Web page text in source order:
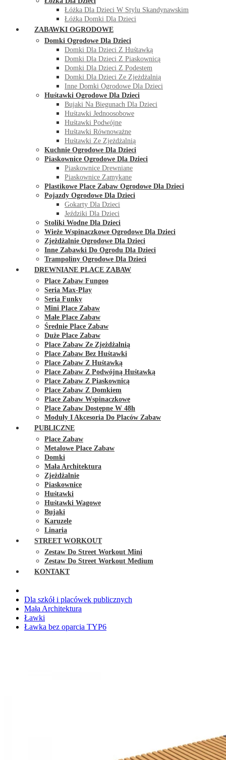
Łóżka Dla Dzieci W Stylu Skandynawskim
Łóżka Domki Dla Dzieci
ZABAWKI OGRODOWE
Domki Ogrodowe Dla Dzieci
Domki Dla Dzieci Z Huśtawką
Domki Dla Dzieci Z Piaskownicą
Domki Dla Dzieci Z Podestem
Domki Dla Dzieci Ze Zjeżdżalnią
Inne Domki Ogrodowe Dla Dzieci
Huśtawki Ogrodowe Dla Dzieci
Bujaki Na Biegunach Dla Dzieci
Huśtawki Jednoosobowe
Huśtawki Podwójne
Huśtawki Równoważne
Huśtawki Ze Zjeżdżalnią
Kuchnie Ogrodowe Dla Dzieci
Piaskownice Ogrodowe Dla Dzieci
Piaskownice Drewniane
Piaskownice Zamykane
Plastikowe Place Zabaw Ogrodowe Dla Dzieci
Pojazdy Ogrodowe Dla Dzieci
Gokarty Dla Dzieci
Jeździki Dla Dzieci
Stoliki Wodne Dla Dzieci
Wieże Wspinaczkowe Ogrodowe Dla Dzieci
Zjeżdżalnie Ogrodowe Dla Dzieci
Inne Zabawki Do Ogrodu Dla Dzieci
Trampoliny Ogrodowe Dla Dzieci
DREWNIANE PLACE ZABAW
Place Zabaw Fungoo
Seria Max-Play
Seria Funky
Mini Place Zabaw
Małe Place Zabaw
Średnie Place Zabaw
Duże Place Zabaw
Place Zabaw Ze Zjeżdżalnią
Place Zabaw Bez Huśtawki
Place Zabaw Z Huśtawką
Place Zabaw Z Podwójną Huśtawką
Place Zabaw Z Piaskownicą
Place Zabaw Z Domkiem
Place Zabaw Wspinaczkowe
Place Zabaw Dostępne W 48h
Moduły I Akcesoria Do Placów Zabaw
PUBLICZNE
Place Zabaw
Metalowe Place Zabaw
Domki
Mała Architektura
Zjeżdżalnie
Piaskownice
Huśtawki
Huśtawki Wagowe
Bujaki
Karuzele
Linaria
STREET WORKOUT
Zestaw Do Street Workout Mini
Zestaw Do Street Workout Medium
KONTAKT
Dla szkół i placówek publicznych
Mała Architektura
Ławki
Ławka bez oparcia TYP6